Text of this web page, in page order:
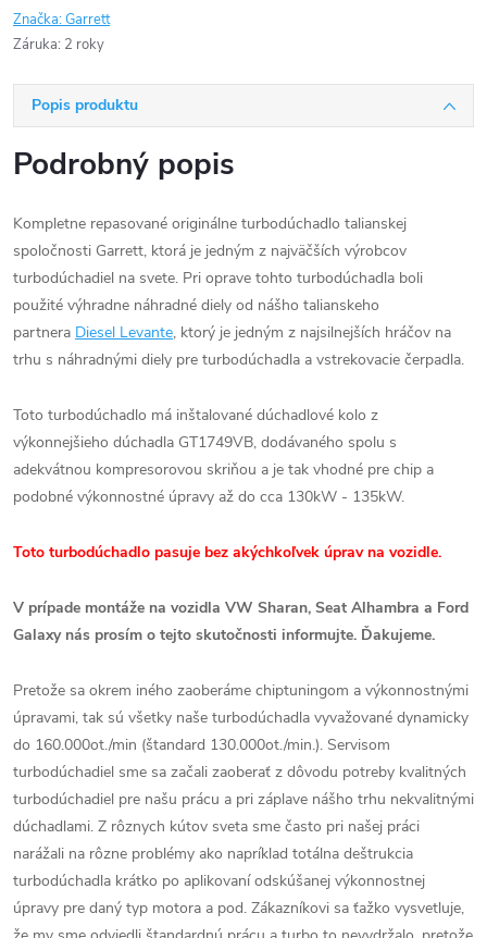
Značka:Garrett
Záruka: 2 roky
Popis produktu
Podrobný popis
Kompletne repasované originálne turbodúchadlo talianskej
spoločnosti Garrett, ktorá je jedným z najväčších výrobcov
turbodúchadiel na svete. Pri oprave tohto turbodúchadla boli
použité výhradne náhradné diely od nášho talianskeho
partnera Diesel Levante, ktorý je jedným z najsilnejších hráčov na
trhu s náhradnými diely pre turbodúchadla a vstrekovacie čerpadla.
Toto turbodúchadlo má inštalované dúchadlové kolo z
výkonnejšieho dúchadla GT1749VB, dodávaného spolu s
adekvátnou kompresorovou skriňou a je tak vhodné pre chip a
podobné výkonnostné úpravy až do cca 130kW - 135kW.
Toto turbodúchadlo pasuje bez akýchkoľvek úprav na vozidle.
V prípade montáže na vozidla VW Sharan, Seat Alhambra a Ford
Galaxy nás prosím o tejto skutočnosti informujte. Ďakujeme.
Pretože sa okrem iného zaoberáme chiptuningom a výkonnostnými
úpravami, tak sú všetky naše turbodúchadla vyvažované dynamicky
do 160.000ot./min (štandard 130.000ot./min.). Servisom
turbodúchadiel sme sa začali zaoberať z dôvodu potreby kvalitných
turbodúchadiel pre našu prácu a pri záplave nášho trhu nekvalitnými
dúchadlami. Z rôznych kútov sveta sme často pri našej práci
narážali na rôzne problémy ako napríklad totálna deštrukcia
turbodúchadla krátko po aplikovaní odskúšanej výkonnostnej
úpravy pre daný typ motora a pod. Zákazníkovi sa ťažko vysvetluje,